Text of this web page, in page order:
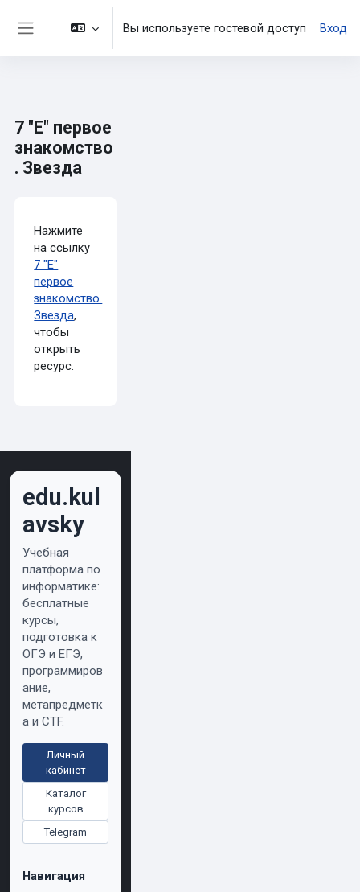
Перейти к основному содержанию
Вы используете гостевой доступ Вход
7 "Е" первое
знакомство
. Звезда
Нажмите
на ссылку
7 "Е"
первое
знакомство.
Звезда,
чтобы
открыть
ресурс.
edu.kul
avsky
Учебная
платформа по
информатике:
бесплатные
курсы,
подготовка к
ОГЭ и ЕГЭ,
программиров
ание,
метапредметк
а и CTF.
Личный
кабинет
Каталог
курсов
Telegram
Навигация